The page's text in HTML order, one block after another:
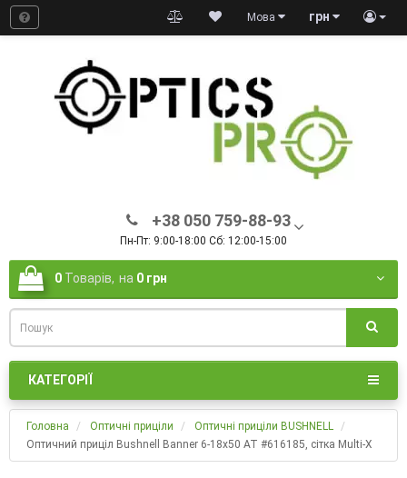
грн
Мова
+38 050 759-88-93
Пн-Пт: 9:00-18:00 Сб: 12:00-15:00
0 Товарів, на 0 грн
КАТЕГОРІЇ
Головна Оптичні приціли
Оптичні приціли BUSHNELL
Оптичний приціл Bushnell Banner 6-18х50 АТ #616185, сітка Multi-X